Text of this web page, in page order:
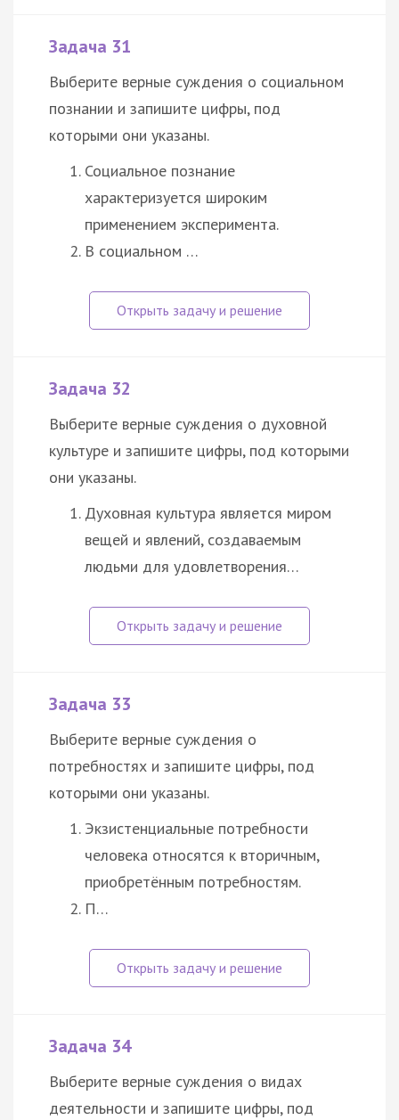
Задача 31
Выберите верные суждения о социальном
познании и запишите цифры, под
которыми они указаны.
Социальное познание
характеризуется широким
применением эксперимента.
В социальном …
Задача 32
Выберите верные суждения о духовной
культуре и запишите цифры, под которыми
они указаны.
Духовная культура является миром
вещей и явлений, создаваемым
людьми для удовлетворения…
Задача 33
Выберите верные суждения о
потребностях и запишите цифры, под
которыми они указаны.
Экзистенциальные потребности
человека относятся к вторичным,
приобретённым потребностям.
П…
Задача 34
Выберите верные суждения о видах
деятельности и запишите цифры, под